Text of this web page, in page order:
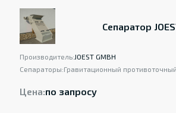
Сепаратор
Производитель:JOEST GMBH
Сепараторы:Гравитационный
Цена:по запросу